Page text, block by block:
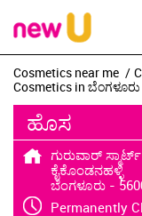
Cosmetics near me
Cosmetics in ಬೆಂಗಳೂರು
ಹೊಸ
ಗುರುವಾರ್
ಕೈಕೊಂಡನಹಳ್ಳಿ
ಬೆಂಗಳೂರು -
Permanently